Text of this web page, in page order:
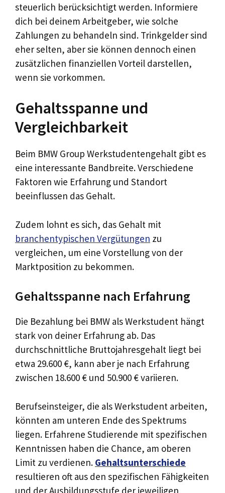
steuerlich berücksichtigt werden. Informiere
dich bei deinem Arbeitgeber, wie solche
Zahlungen zu behandeln sind. Trinkgelder sind
eher selten, aber sie können dennoch einen
zusätzlichen finanziellen Vorteil darstellen,
wenn sie vorkommen.
Gehaltsspanne und
Vergleichbarkeit
Beim BMW Group Werkstudentengehalt gibt es
eine interessante Bandbreite. Verschiedene
Faktoren wie Erfahrung und Standort
beeinflussen das Gehalt.
Zudem lohnt es sich, das Gehalt mit
branchentypischen Vergütungen zu
vergleichen, um eine Vorstellung von der
Marktposition zu bekommen.
Gehaltsspanne nach Erfahrung
Die Bezahlung bei BMW als Werkstudent hängt
stark von deiner Erfahrung ab. Das
durchschnittliche Bruttojahresgehalt liegt bei
etwa 29.600 €, kann aber je nach Erfahrung
zwischen 18.600 € und 50.900 € variieren.
Berufseinsteiger, die als Werkstudent arbeiten,
könnten am unteren Ende des Spektrums
liegen. Erfahrene Studierende mit spezifischen
Kenntnissen haben die Chance, am oberen
Limit zu verdienen. Gehaltsunterschiede
resultieren oft aus den spezifischen Fähigkeiten
und der Ausbildungsstufe der jeweiligen